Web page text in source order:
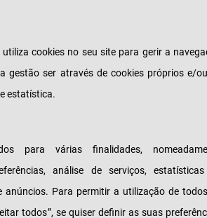
permite o reembolso em 72 horas e
indica o custo a cargo do cliente e a
o AdvanceCare Saúde
subscrição de uma proteção
cookies no seu site para gerir a
gestão ser através de cookies próprios e/
estatística.
para várias finalidades,
análise de serviços,
anúncios. Para permitir a utilização de
todos”, se quiser definir as suas